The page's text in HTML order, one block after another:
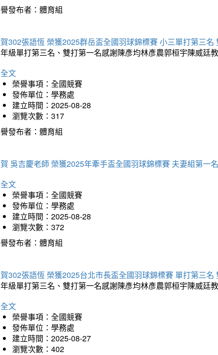
發布者：體育組
302張語恆 榮獲2025群岳盃全國羽球錦標賽 小三單打第三名
級單打第三名、雙打第一名感謝陳彥均林彥農郭桓宇陳威廷
文
榮譽事項：全國競賽
發佈單位：學務處
建立時間：2025-08-28
瀏覽次數：317
發布者：體育組
吳吉慶老師 榮獲2025年牽手盃全國羽球錦標賽 夫妻組第一名
文
榮譽事項：全國競賽
發佈單位：學務處
建立時間：2025-08-28
瀏覽次數：372
發布者：體育組
302張語恆 榮獲2025台北市長盃全國羽球錦標賽 單打第三名
級單打第三名、雙打第一名感謝陳彥均林彥農郭桓宇陳威廷
文
榮譽事項：全國競賽
發佈單位：學務處
建立時間：2025-08-27
瀏覽次數：402